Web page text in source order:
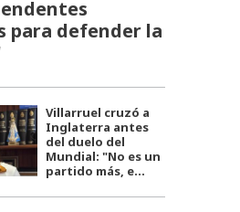
para defender la
Villarruel cruzó a
Inglaterra antes
del duelo del
Mundial: "No es un
partido más, e...